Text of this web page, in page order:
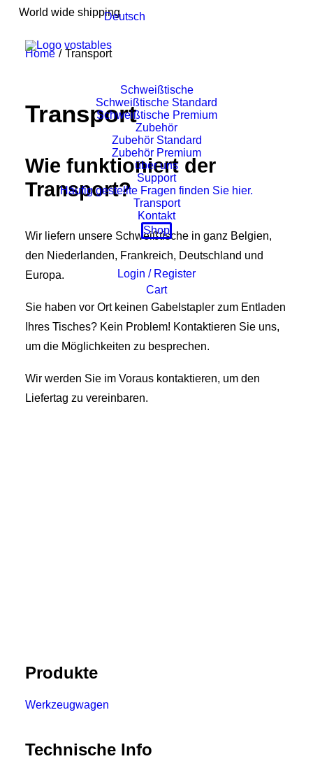
World wide shippingDeutsch
Schweißtische
Schweißtische Standard
Schweißtische Premium
Zubehör
Zubehör Standard
Zubehör Premium
über uns
Support
Häufig gestellte Fragen finden Sie hier.
Transport
Kontakt
Shop
Login / Register
Cart
Home Transport
Transport
Wie funktioniert der
Transport?
Wir liefern unsere Schweißtische in ganz Belgien,
den Niederlanden, Frankreich, Deutschland und
Europa.
Sie haben vor Ort keinen Gabelstapler zum Entladen
Ihres Tisches? Kein Problem! Kontaktieren Sie uns,
um die Möglichkeiten zu besprechen.
Wir werden Sie im Voraus kontaktieren, um den
Liefertag zu vereinbaren.
Produkte
Werkzeugwagen
Technische Info